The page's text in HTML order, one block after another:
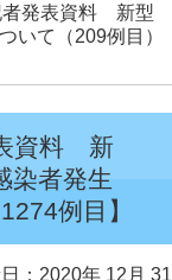
発表資料 新型
いて（209例目）
資料 新
染者発生
例目】
：2020年 12月 31